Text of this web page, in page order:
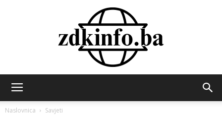
Naslovnica Savjeti